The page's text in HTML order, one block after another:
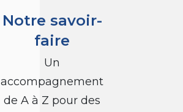
Notre savoir-
faire
Un
accompagnement
de A à Z pour des